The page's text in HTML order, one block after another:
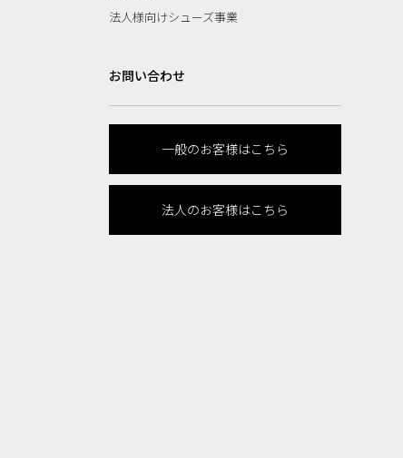
法人様向けシューズ事業
お問い合わせ
一般のお客様はこちら
法人のお客様はこちら